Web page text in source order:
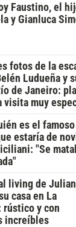
Faustino, el
y Gianluca
fotos de la
Ludueña y
de Janeiro:
visita muy
es el famoso
estaría de
"Se
living de
casa en La
rústico y con
increíbles